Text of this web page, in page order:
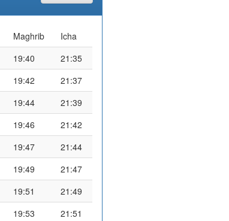
Maghrib
Icha
19:40
21:35
19:42
21:37
19:44
21:39
19:46
21:42
19:47
21:44
19:49
21:47
19:51
21:49
19:53
21:51